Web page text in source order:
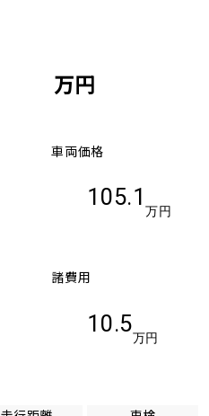
万円
車両価格
105.1
万円
諸費用
10.5
万円